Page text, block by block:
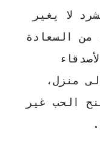
لا يغير
من السعادة
منزل،
الحب غير